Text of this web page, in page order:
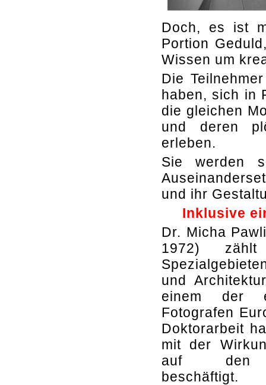
Doch, es ist
Portion
Wissen um
Die
haben, sich in
die gleichen
und deren
erleben.
Sie werden
und ihr
Inklusive
Dr. Micha
1972)
und
einem der
Fotografen
Doktorarbeit
mit der
auf den
beschäftigt.